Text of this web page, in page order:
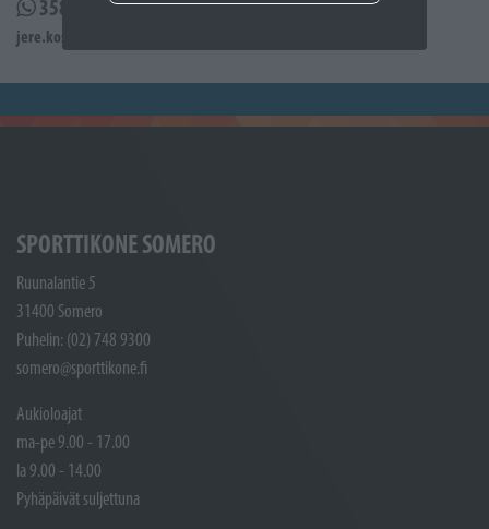
358505285939
jere.kostiander@sporttikone.fi
SPORTTIKONE SOMERO
Ruunalantie 5
31400 Somero
Puhelin: (02) 748 9300
somero@sporttikone.fi
Aukioloajat
ma-pe 9.00 - 17.00
la 9.00 - 14.00
Pyhäpäivät suljettuna